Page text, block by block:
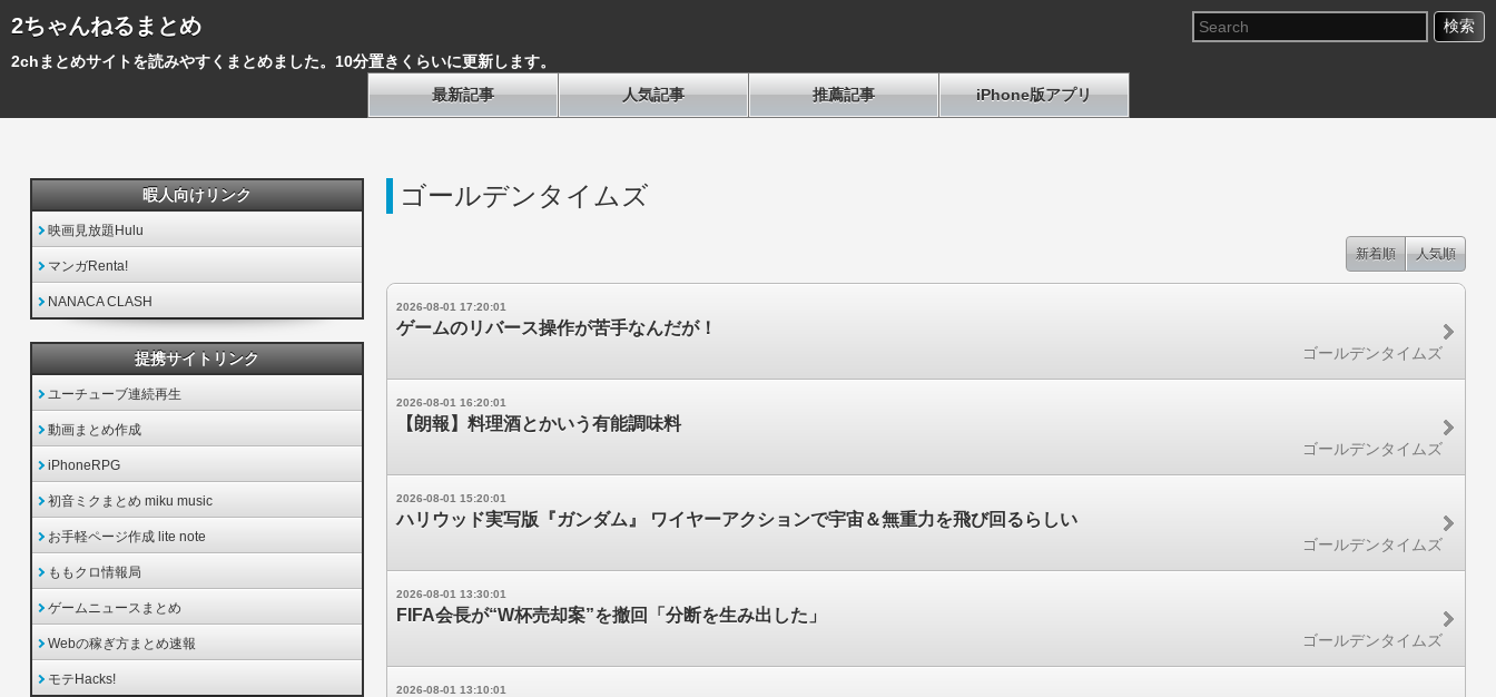
2ちゃんねるまとめ
2chまとめサイトを読みやすくまとめました。10分置きくらいに更新します。
最新記事
人気記事 推薦記事 iPhone版アプリ
ゴールデンタイムズ
新着順 人気順
2026-08-01 17:20:01
ゲームのリバース操作が苦手なんだが！
ゴールデンタイムズ
2026-08-01 16:20:01
【朗報】料理酒とかいう有能調味料
ゴールデンタイムズ
2026-08-01 15:20:01
ハリウッド実写版『ガンダム』 ワイヤーアクションで宇宙＆無重力を飛び回るらしい
ゴールデンタイムズ
2026-08-01 13:30:01
FIFA会長が“W杯売却案”を撤回「分断を生み出した」
ゴールデンタイムズ
2026-08-01 13:10:01
暇人向けリンク
映画見放題Hulu
マンガRenta!
NANACA CLASH
提携サイトリンク
ユーチューブ連続再生
動画まとめ作成
iPhoneRPG
初音ミクまとめ miku music
お手軽ページ作成 lite note
ももクロ情報局
ゲームニュースまとめ
Webの稼ぎ方まとめ速報
モテHacks!